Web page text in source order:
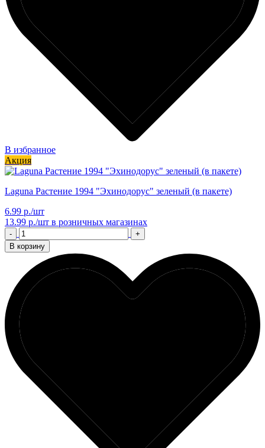
В избранное
Акция
Laguna Растение 1994 "Эхинодорус" зеленый (в пакете)
6.99 р./шт
13.99 р./шт в розничных магазинах
-
+
В корзину